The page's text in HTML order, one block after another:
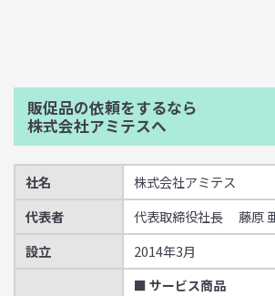
販促品の依頼をするなら
株式会社アミテスへ
社名
株式会社アミテス
代表者
代表取締役社長 藤原
設立
2014年3月
■ サービス商品